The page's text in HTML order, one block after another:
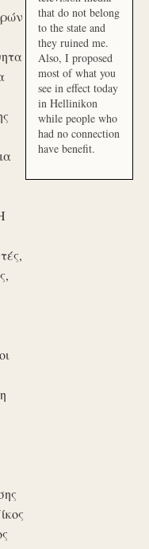
that do not belong
to the state and
they ruined me.
Also, I proposed
most of what you
see in effect today
in Hellinikon
while people who
had no connection
have benefit.